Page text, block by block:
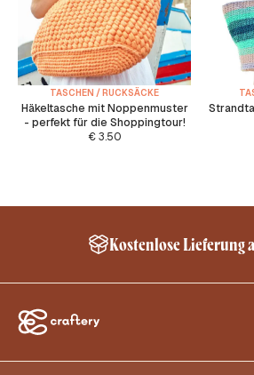
TASCHEN / RUCKSÄCKE
Häkeltasche mit Noppenmuster
- perfekt für die Shoppingtour!
€3.50
Kostenlose Lieferung